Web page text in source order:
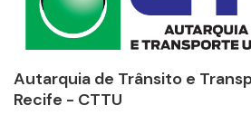
Autarquia de Trânsito e
Recife - CTTU